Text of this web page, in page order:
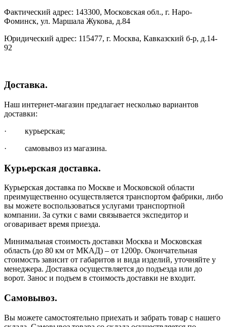
Фактический адрес: 143300, Московская обл., г. Наро-
Фоминск, ул. Маршала Жукова, д.84
Юридический адрес: 115477, г. Москва, Кавказский б-р, д.14-
92
Доставка.
Наш интернет-магазин предлагает несколько вариантов
доставки:
· курьерская;
· самовывоз из магазина.
Курьерская доставка.
Курьерская доставка по Москве и Московской области
преимущественно осуществляется транспортом фабрики, либо
вы можете воспользоваться услугами транспортной
компании. За сутки с вами связывается экспедитор и
оговаривает время приезда.
Минимальная стоимость доставки Москва и Московская
область (до 80 км от МКАД) – от 1200р. Окончательная
стоимость зависит от габаритов и вида изделий, уточняйте у
менеджера. Доставка осуществляется до подъезда или до
ворот. Занос и подъем в стоимость доставки не входит.
Самовывоз.
Вы можете самостоятельно приехать и забрать товар с нашего